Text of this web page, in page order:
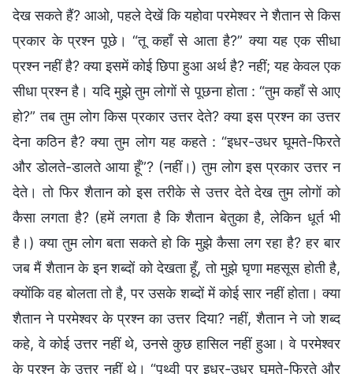
देख सकते हैं? आओ, पहले देखें कि यहोवा परमेश्वर ने शैतान से किस
प्रकार के प्रश्न पूछे। “तू कहाँ से आता है?” क्या यह एक सीधा
प्रश्न नहीं है? क्या इसमें कोई छिपा हुआ अर्थ है? नहीं; यह केवल एक
सीधा प्रश्न है। यदि मुझे तुम लोगों से पूछना होता : “तुम कहाँ से आए
हो?” तब तुम लोग किस प्रकार उत्तर देते? क्या इस प्रश्न का उत्तर
देना कठिन है? क्या तुम लोग यह कहते : “इधर-उधर घूमते-फिरते
और डोलते-डालते आया हूँ”? (नहीं।) तुम लोग इस प्रकार उत्तर न
देते। तो फिर शैतान को इस तरीके से उत्तर देते देख तुम लोगों को
कैसा लगता है? (हमें लगता है कि शैतान बेतुका है, लेकिन धूर्त भी
है।) क्या तुम लोग बता सकते हो कि मुझे कैसा लग रहा है? हर बार
जब मैं शैतान के इन शब्दों को देखता हूँ, तो मुझे घृणा महसूस होती है,
क्योंकि वह बोलता तो है, पर उसके शब्दों में कोई सार नहीं होता। क्या
शैतान ने परमेश्वर के प्रश्न का उत्तर दिया? नहीं, शैतान ने जो शब्द
कहे, वे कोई उत्तर नहीं थे, उनसे कुछ हासिल नहीं हुआ। वे परमेश्वर
के प्रश्न के उत्तर नहीं थे। “पृथ्वी पर इधर-उधर घूमते-फिरते और